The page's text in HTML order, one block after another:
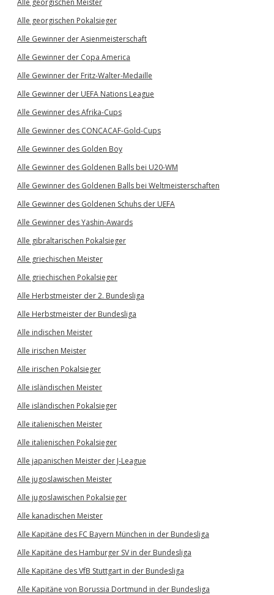
Alle georgischen Meister
Alle georgischen Pokalsieger
Alle Gewinner der Asienmeisterschaft
Alle Gewinner der Copa America
Alle Gewinner der Fritz-Walter-Medaille
Alle Gewinner der UEFA Nations League
Alle Gewinner des Afrika-Cups
Alle Gewinner des CONCACAF-Gold-Cups
Alle Gewinner des Golden Boy
Alle Gewinner des Goldenen Balls bei U20-WM
Alle Gewinner des Goldenen Balls bei Weltmeisterschaften
Alle Gewinner des Goldenen Schuhs der UEFA
Alle Gewinner des Yashin-Awards
Alle gibraltarischen Pokalsieger
Alle griechischen Meister
Alle griechischen Pokalsieger
Alle Herbstmeister der 2. Bundesliga
Alle Herbstmeister der Bundesliga
Alle indischen Meister
Alle irischen Meister
Alle irischen Pokalsieger
Alle isländischen Meister
Alle isländischen Pokalsieger
Alle italienischen Meister
Alle italienischen Pokalsieger
Alle japanischen Meister der J-League
Alle jugoslawischen Meister
Alle jugoslawischen Pokalsieger
Alle kanadischen Meister
Alle Kapitäne des FC Bayern München in der Bundesliga
Alle Kapitäne des Hamburger SV in der Bundesliga
Alle Kapitäne des VfB Stuttgart in der Bundesliga
Alle Kapitäne von Borussia Dortmund in der Bundesliga